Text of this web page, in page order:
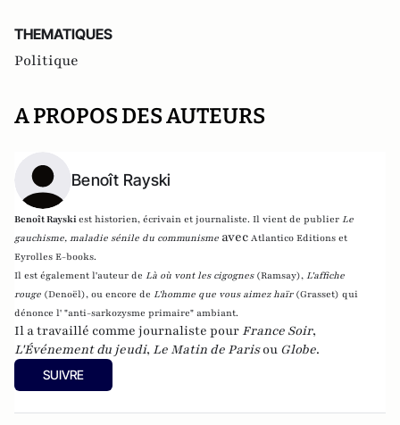
THEMATIQUES
Politique
A PROPOS DES AUTEURS
Benoît Rayski
Benoît Rayskiest historien, écrivain et journaliste. Il vient de publier Le
gauchisme, maladie sénile du communisme avec Atlantico Editions et
Eyrolles E-books.
Il est également l'auteur de Là où vont les cigognes (Ramsay), L'affiche
rouge (Denoël), ou encore de L'homme que vous aimez haïr (Grasset) qui
dénonce l' "anti-sarkozysme primaire" ambiant.
Il a travaillé comme journaliste pour France Soir,
L'Événement du jeudi, Le Matin de Parisou Globe.
SUIVRE